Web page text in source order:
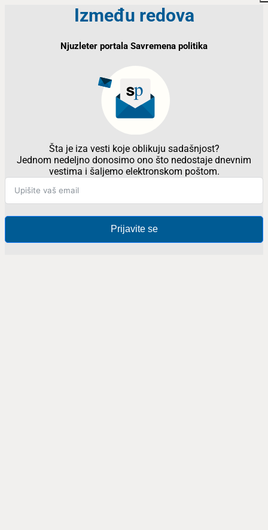
Između redova
Njuzleter portala Savremena politika
Šta je iza vesti koje oblikuju sadašnjost?
Jednom nedeljno donosimo ono što nedostaje dnevnim
vestima i šaljemo elektronskom poštom.
Prijavite se